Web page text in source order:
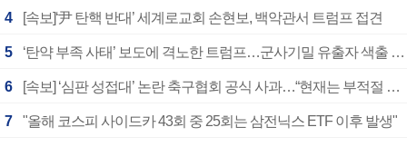
4 [속보]‘尹 탄핵 반대’ 세계로교회 손현보, 백악관서 트럼프 접견
5 ‘탄약 부족 사태’ 보도에 격노한 트럼프…군사기밀 유출자 색출 지시
6 [속보] ‘심판 성접대’ 논란 축구협회 공식 사과…“현재는 부적절 행위 없어”
7 "올해 코스피 사이드카 43회 중 25회는 삼전닉스 ETF 이후 발생"